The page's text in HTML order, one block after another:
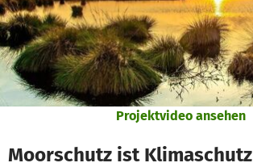
Projektvideo ansehen
Moorschutz ist Klimaschutz